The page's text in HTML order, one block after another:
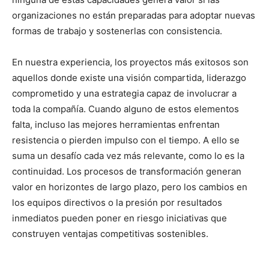
organizaciones no están preparadas para adoptar nuevas
formas de trabajo y sostenerlas con consistencia.
En nuestra experiencia, los proyectos más exitosos son
aquellos donde existe una visión compartida, liderazgo
comprometido y una estrategia capaz de involucrar a
toda la compañía. Cuando alguno de estos elementos
falta, incluso las mejores herramientas enfrentan
resistencia o pierden impulso con el tiempo. A ello se
suma un desafío cada vez más relevante, como lo es la
continuidad. Los procesos de transformación generan
valor en horizontes de largo plazo, pero los cambios en
los equipos directivos o la presión por resultados
inmediatos pueden poner en riesgo iniciativas que
construyen ventajas competitivas sostenibles.